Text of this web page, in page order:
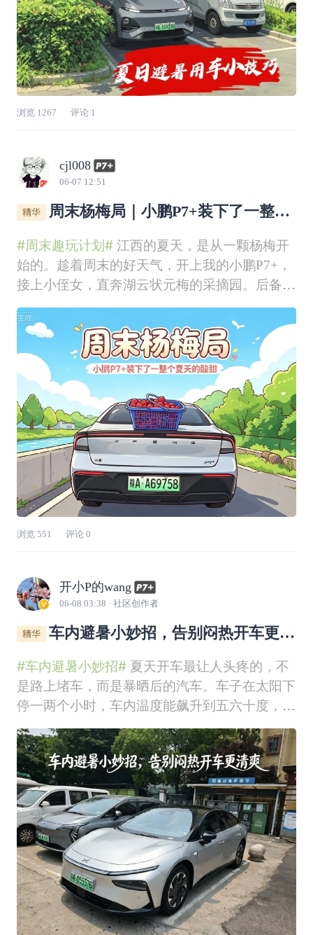
浏览 1267 评论 1
cjl008
06-07 12:51
周末杨梅局｜小鹏P7+装下了一整个
#周末趣玩计划#江西的夏天，是从一颗杨梅开
始的。趁着周末的好天气，开上我的小鹏P7+，
接上小侄女，直奔湖云状元梅的采摘园。后备箱
里早就备好了露营箱和空篮子，等着被酸甜的红
色填满。入园啦！闯入漫山遍野的杨梅林车停在
路边，远远就看见第五届杨梅采摘节的横幅。沿
着水泥小路往里走，成片的杨梅树在阳光下铺展
开
浏览 551 评论 0
开小P的wang
06-08 03:38 · 社区创作者
车内避暑小妙招，告别闷热开车更清
#车内避暑小妙招#夏天开车最让人头疼的，不
是路上堵车，而是暴晒后的汽车。车子在太阳下
停一两个小时，车内温度能飙升到五六十度，座
椅烫屁股、方向盘烫手，一上车就满头大汗，空
调吹半天也凉不下来。其实不用硬扛，掌握几个
简单实用的车内避暑小技巧，就能轻松解决车内
闷热问题，让夏日开车舒适又省心。妙招一：安
装车